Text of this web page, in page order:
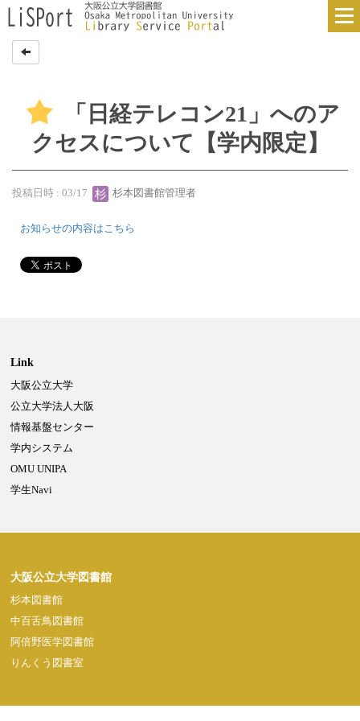
「日経テレコン21」へのア
クセスについて【学内限定】
投稿日時 : 03/17 杉本図書館管理者
お知らせの内容はこちら
Link
大阪公立大学
公立大学法人大阪
情報基盤センター
学内システム
OMU UNIPA
学生Navi
大阪公立大学図書館
杉本図書館
中百舌鳥図書館
阿倍野医学図書館
りんくう図書室